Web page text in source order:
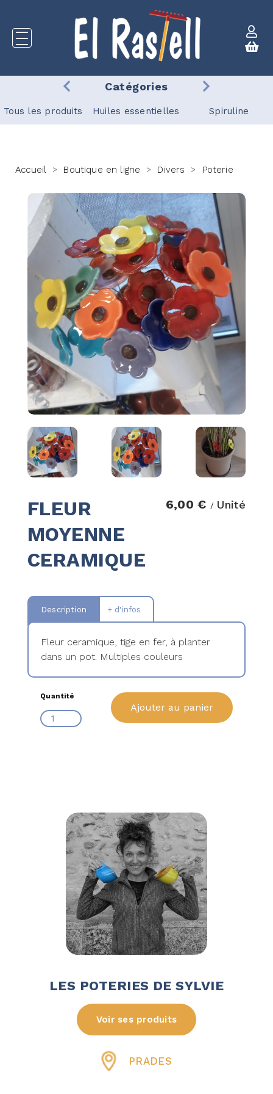
Catégories
Tous les produits Huiles essentielles Spiruline
Accueil > Boutique en ligne > Divers > Poterie
FLEUR
MOYENNE
CERAMIQUE
6,00 € / Unité
Description + d'infos
Fleur ceramique, tige en fer, à planter
dans un pot. Multiples couleurs
Quantité
Ajouter au panier
LES POTERIES DE SYLVIE
Voir ses produits
PRADES